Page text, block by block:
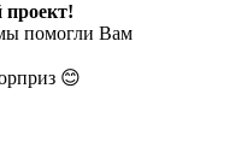
помогли Вам
😊